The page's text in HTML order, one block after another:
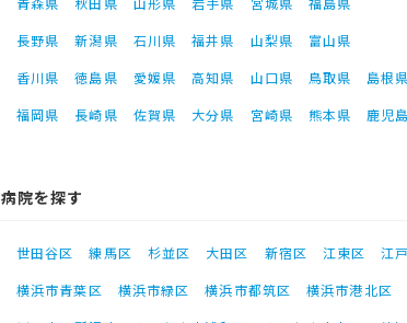
長野県 新潟県 石川県 福井県 山梨県
富山県
香川県 徳島県 愛媛県 高知県 山口県 鳥取県 島根県
福岡県 長崎県 佐賀県 大分県 宮崎県 熊本県 鹿児
院を探す
世田谷区 練馬区 杉並区 大田区 新宿区 江東区 江
横浜市青葉区 横浜市緑区 横浜市都筑区 横浜市港北区